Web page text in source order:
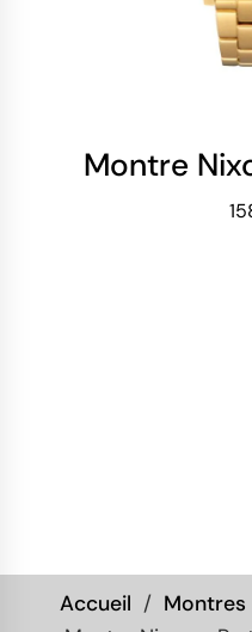
Montre
Accueil Montres